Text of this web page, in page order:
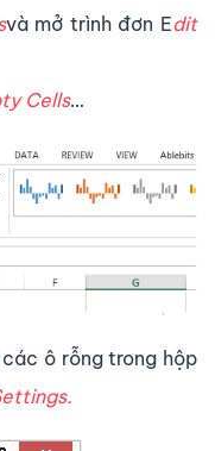
và mở trình đơn Edit
Cells…
ô rỗng trong hộp
.